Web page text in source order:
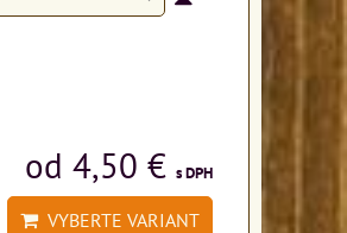
od 4,50 € s DPH
VYBERTE VARIANT